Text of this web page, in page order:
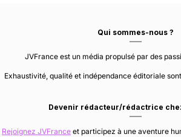
Qui sommes-nous ?
JVFrance est un média propulsé par des
Exhaustivité, qualité et indépendance éditoriale
Devenir rédacteur/rédactrice
Rejoignez JVFrance et participez à une aventure